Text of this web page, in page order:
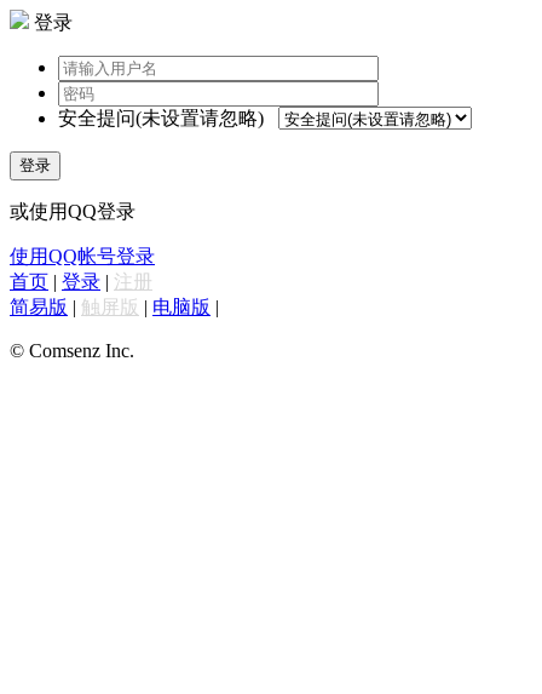
登录
安全提问(未设置请忽略)
登录
或使用QQ登录
使用QQ帐号登录
首页 | 登录 | 注册
简易版 | 触屏版 | 电脑版 |
© Comsenz Inc.